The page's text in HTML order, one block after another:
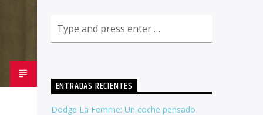
ENTRADAS RECIENTES
Dodge La Femme: Un coche pensado